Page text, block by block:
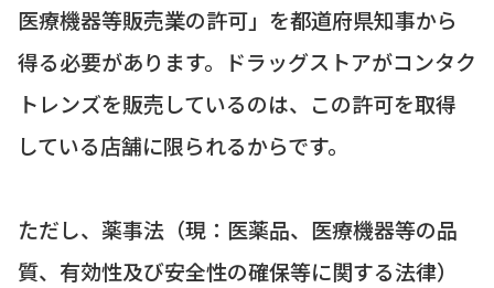
医療機器等販売業の許可」を都道府県知事から
得る必要があります。ドラッグストアがコンタク
トレンズを販売しているのは、この許可を取得
している店舗に限られるからです。
ただし、薬事法（現：医薬品、医療機器等の品
質、有効性及び安全性の確保等に関する法律）